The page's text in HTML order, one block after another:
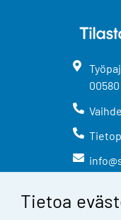
Tietoa
00580
Vaihde